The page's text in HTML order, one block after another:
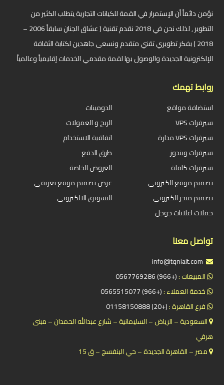
نؤمن دائماً أن الإستمرار في القمة للكيانات التجارية يتطلب الكثير من
التطوير , لذلك نحن في 2018 نقدم تقنية ( عشاق الجنان سابقاً 2006 –
2018 ) بفكر تطويري تقني متقدم ونسعى جاهدين لكتابة الثقافة
الإلكترونية الجديدة والوصول بها لقمة مقدمي الخدمات إقليمياً وعالمياً
روابط تهمك
استضافة مواقع
سيرفرات VPS
سيرفرات VPS مدارة
سيرفرات ويندوز
سيرفرات كاملة
تصميم موقع الكتروني
تصميم متجر الكتروني
حملات اعلانات جوجل
الدومينات
الربح و العمولات
اتفاقية الاستخدام
طرق الدفع
العروض الخاصة
عرض تصميم موقع تعريفي
التسويق الالكتروني
تواصل معنا
المبيعات :(+966) 0567769286
خدمة العملاء :(+966) 0565515077
فرع القاهرة :(+20) 01158150888
السعودية – الرياض – السليمانية – شارع عبدالله الحمدان – مبنى
هرفي
مصر – القاهرة الجديدة – حي البنفسج – ق 15